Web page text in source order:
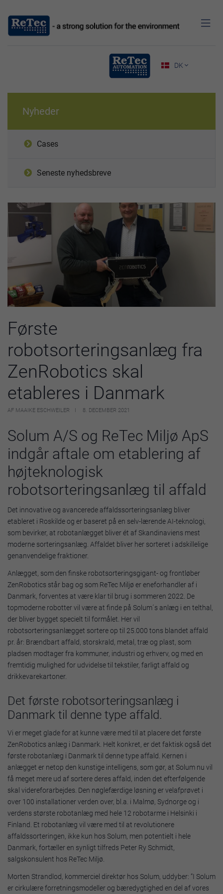

DK 
Nyheder
Cases
Seneste nyhedsbreve
Første
robotsorteringsanlæg fra
ZenRobotics skal
etableres i Danmark
AF MAAIKE ESCHWEILER 8. DECEMBER 2021
Solum A/S og ReTec Miljø ApS
indgår aftale om etablering af
højteknologisk
robotsorteringsanlæg til affald
Det innovative og avancerede affaldssorteringsanlæg bliver
etableret i Roskilde og er baseret på en selv-lærende AI-teknologi,
som bevirker, at robotanlægget bliver ét af Skandinaviens mest
moderne sorteringsanlæg. Affaldet bliver her sorteret i adskillelige
genanvendelige fraktioner.
Anlægget, som den finske robotsorteringsgigant- og frontløber
ZenRobotics står bag og som ReTec Miljø er eneforhandler af i
Danmark, forventes at være klar til brug i sommeren 2022. De
topmoderne robotter vil være at finde på Solum´s anlæg i en telthal,
der bliver bygget specielt til formålet. Her vil
robotsorteringsanlægget sortere op til 25.000 tons blandet affald
pr. år: Brændbart affald, storskrald, metal, træ og plast, som
pladsen modtager fra kommuner, industri og erhverv, og med en
fremtidig mulighed for udvidelse til tekstiler, farligt affald og
drikkevarekartoner.
Det første robotsorteringsanlæg i
Danmark til denne type affald.
Vi er meget glade for at kunne være med til at placere det første
ZenRobotics anlæg i Danmark. Helt konkret, er det faktisk også det
første robotanlæg i Danmark til denne type affald. Kernen i
anlægget er netop den kunstige intelligens, som gør, at Solum nu vil
få meget mere ud af sortere deres affald, inden det efterfølgende
skal videreforarbejdes. Den nøglefærdige løsning er velafprøvet i
over 100 installationer verden over, bl.a. i Malmø, Sydnorge og i
verdens største robotanlæg med hele 12 robotarme i Helsinki i
Finland. Et robotanlæg vil være med til at revolutionere
affaldssorteringen, ikke kun hos Solum, men potentielt i hele
Danmark, fortæller en synligt tilfreds Peter Ry Schmidt,
salgskonsulent hos ReTec Miljø.
Morten Strandlod, kommerciel direktør hos Solum, uddyber: ”I Solum
er cirkulære forretningsmodeller og bæredygtighed en del af vores